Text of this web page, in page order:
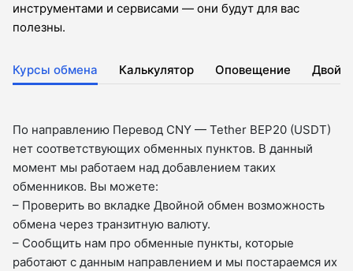
инструментами и сервисами — они будут для вас
полезны.
Курсы обмена Калькулятор Оповещение
По направлению Перевод CNY — Tether BEP20 (USDT)
нет соответствующих обменных пунктов. В данный
момент мы работаем над добавлением таких
обменников. Вы можете:
– Проверить во вкладкe Двойной обмен возможность
обмена через транзитную валюту.
– Сообщить нам про обменные пункты, которые
работают с данным направлением и мы постараемся их